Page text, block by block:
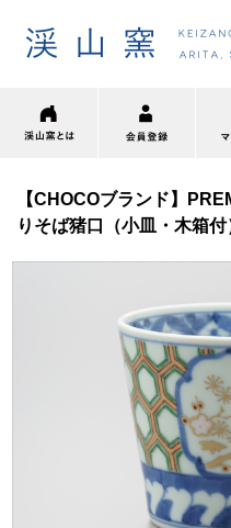
【CHOCOブランド】
りそば猪口（小皿・木箱付